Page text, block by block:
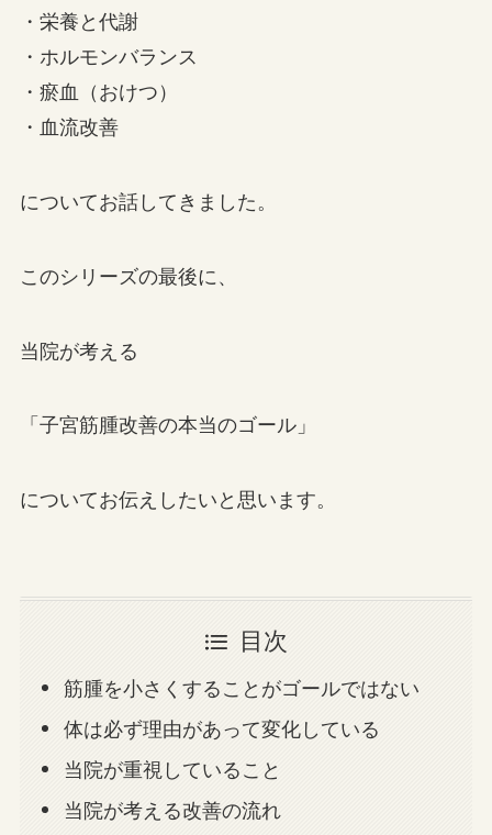
・栄養と代謝
・ホルモンバランス
・瘀血（おけつ）
・血流改善
についてお話してきました。
このシリーズの最後に、
当院が考える
「子宮筋腫改善の本当のゴール」
についてお伝えしたいと思います。
目次
筋腫を小さくすることがゴールではない
体は必ず理由があって変化している
当院が重視していること
当院が考える改善の流れ